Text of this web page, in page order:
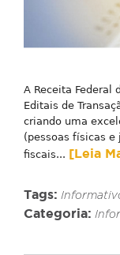
A Receita Federal
Editais de
criando uma
(pessoas físicas
fiscais... [Leia
Tags:
Categoria: